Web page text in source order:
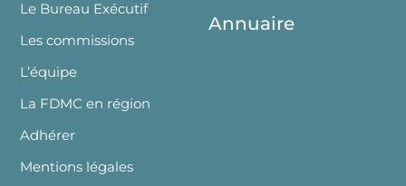
Le Bureau Exécutif
Les commissions
L’équipe
La FDMC en région
Adhérer
Mentions légales
Annuaire